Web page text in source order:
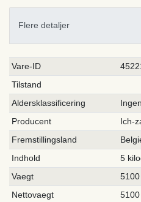
Flere detaljer
Vare-ID
Tilstand
Aldersklassificering
Producent
Ich-
Fremstillingsland
Indhold
5
Vaegt
5100
Nettovaegt
5100